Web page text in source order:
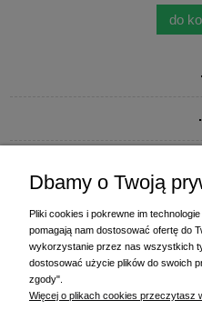
do
.
ul.
83-010
MAGAZYN I
ul. Starogardzka 77
Dbamy o Twoją
Pliki cookies i pokrewne im
pomagają nam dostosować ofertę do
wykorzystanie przez nas wszystkich
dostosować użycie plików do swoich
zgody".
Więcej o plikach cookies przeczytasz